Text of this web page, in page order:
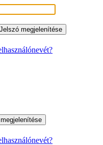
Jelszó megjelenítése